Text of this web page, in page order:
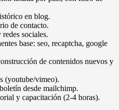
en blog.
de contacto.
sociales.
base: seo, recaptcha, google
de contenidos nuevos y
(youtube/vimeo).
desde mailchimp.
y capacitación (2-4 horas).